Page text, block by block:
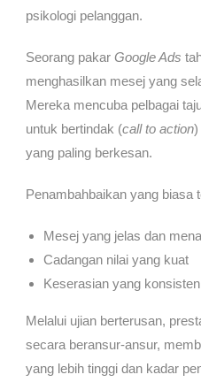
psikologi pelanggan.
Seorang pakar Google Ads
menghasilkan mesej yang
Mereka mencuba pelbagai
untuk bertindak (call to action)
yang paling berkesan.
Penambahbaikan yang biasa
Mesej yang jelas dan
Cadangan nilai yang kuat
Keserasian yang
Melalui ujian berterusan,
secara beransur-ansur,
yang lebih tinggi dan kadar